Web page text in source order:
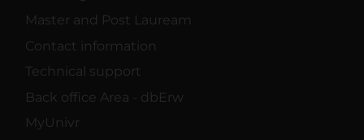
Master and Post Lauream
Contact information
Technical support
Back office Area - dbErw
MyUnivr